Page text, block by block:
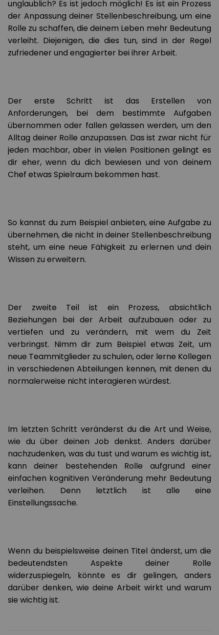
unglaublich? Es ist jedoch möglich! Es ist ein Prozess
der Anpassung deiner Stellenbeschreibung, um eine
Rolle zu schaffen, die deinem Leben mehr Bedeutung
verleiht. Diejenigen, die dies tun, sind in der Regel
zufriedener und engagierter bei ihrer Arbeit.
Der erste Schritt ist das Erstellen von
Anforderungen, bei dem bestimmte Aufgaben
übernommen oder fallen gelassen werden, um den
Alltag deiner Rolle anzupassen. Das ist zwar nicht für
jeden machbar, aber in vielen Positionen gelingt es
dir eher, wenn du dich bewiesen und von deinem
Chef etwas Spielraum bekommen hast.
So kannst du zum Beispiel anbieten, eine Aufgabe zu
übernehmen, die nicht in deiner Stellenbeschreibung
steht, um eine neue Fähigkeit zu erlernen und dein
Wissen zu erweitern.
Der zweite Teil ist ein Prozess, absichtlich
Beziehungen bei der Arbeit aufzubauen oder zu
vertiefen und zu verändern, mit wem du Zeit
verbringst. Nimm dir zum Beispiel etwas Zeit, um
neue Teammitglieder zu schulen, oder lerne Kollegen
in verschiedenen Abteilungen kennen, mit denen du
normalerweise nicht interagieren würdest.
Im letzten Schritt veränderst du die Art und Weise,
wie du über deinen Job denkst. Anders darüber
nachzudenken, was du tust und warum es wichtig ist,
kann deiner bestehenden Rolle aufgrund einer
einfachen kognitiven Veränderung mehr Bedeutung
verleihen. Denn letztlich ist alle eine
Einstellungssache.
Wenn du beispielsweise deinen Titel änderst, um die
bedeutendsten Aspekte deiner Rolle
widerzuspiegeln, könnte es dir gelingen, anders
darüber denken, wie deine Arbeit wirkt und warum
sie wichtig ist.